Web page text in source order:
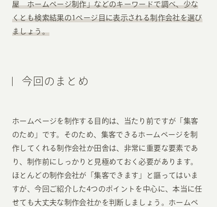
屋 ホームページ制作」などのキーワードで調べ、少な
くとも検索結果の1ページ目に表示される制作会社を選び
ましょう。
今回のまとめ
ホームページを制作する目的は、当たり前ですが「集客
のため」です。そのため、集客できるホームページを制
作してくれる制作会社か田舎は、非常に重要な要素であ
り、制作前にしっかりと見極めておく必要があります。
ほとんどの制作会社が「集客できます」と謳ってはいま
すが、今回ご紹介した4つのポイントを中心に、本当に任
せても大丈夫な制作会社かを判断しましょう。ホームペ